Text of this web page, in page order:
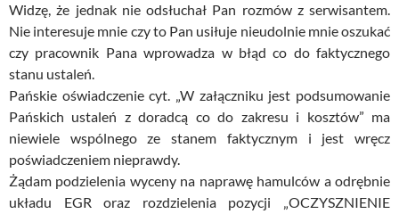
Widzę, że jednak nie odsłuchał Pan rozmów z serwisantem.
Nie interesuje mnie czy to Pan usiłuje nieudolnie mnie oszukać
czy pracownik Pana wprowadza w błąd co do faktycznego
stanu ustaleń.
Pańskie oświadczenie cyt. „W załączniku jest podsumowanie
Pańskich ustaleń z doradcą co do zakresu i kosztów” ma
niewiele wspólnego ze stanem faktycznym i jest wręcz
poświadczeniem nieprawdy.
Żądam podzielenia wyceny na naprawę hamulców a odrębnie
układu EGR oraz rozdzielenia pozycji „OCZYSZNIENIE